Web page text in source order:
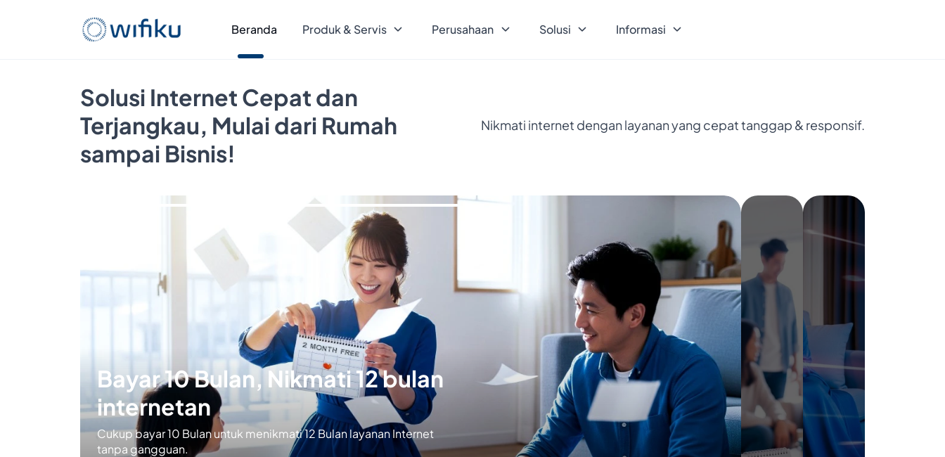
Beranda Produk & Servis Perusahaan Solusi Informasi
Solusi Internet Cepat dan
Terjangkau, Mulai dari Rumah
sampai Bisnis!
Nikmati internet dengan layanan yang cepat tanggap & responsif.
Bayar 10 Bulan, Nikmati 12 bulan
internetan
Cukup bayar 10 Bulan untuk menikmati 12 Bulan layanan Internet
tanpa gangguan.